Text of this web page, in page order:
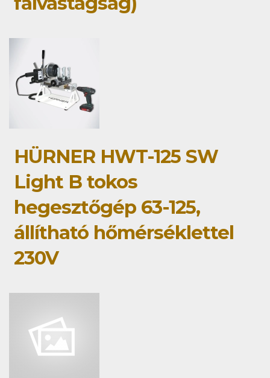
HÜRNER HWT-125 SW
Light B tokos
hegesztőgép 63-125,
állítható hőmérséklettel
230V